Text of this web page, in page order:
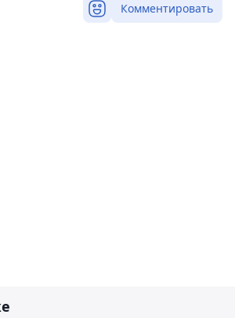
Комментировать